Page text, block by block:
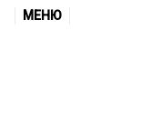
МЕНЮ